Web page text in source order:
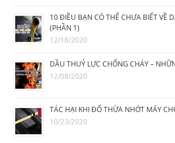
10 ĐIỀU BẠN CÓ THỂ CHƯA BIẾT VỀ
(PHẦN 1)
12/18/2020
DẦU THUỶ LỰC CHỐNG CHÁY –
12/08/2020
TÁC HẠI KHI ĐỔ THỪA NHỚT MÁY
10/23/2020